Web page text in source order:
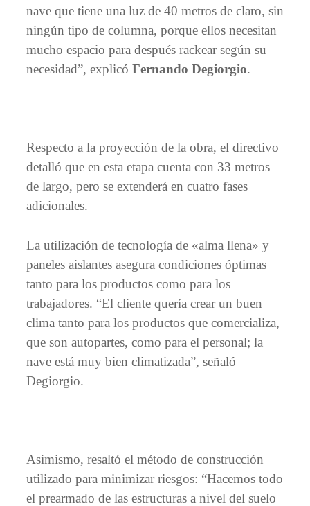
nave que tiene una luz de 40 metros de claro, sin
ningún tipo de columna, porque ellos necesitan
mucho espacio para después rackear según su
necesidad”, explicó Fernando Degiorgio.
Respecto a la proyección de la obra, el directivo
detalló que en esta etapa cuenta con 33 metros
de largo, pero se extenderá en cuatro fases
adicionales.
La utilización de tecnología de «alma llena» y
paneles aislantes asegura condiciones óptimas
tanto para los productos como para los
trabajadores. “El cliente quería crear un buen
clima tanto para los productos que comercializa,
que son autopartes, como para el personal; la
nave está muy bien climatizada”, señaló
Degiorgio.
Asimismo, resaltó el método de construcción
utilizado para minimizar riesgos: “Hacemos todo
el prearmado de las estructuras a nivel del suelo